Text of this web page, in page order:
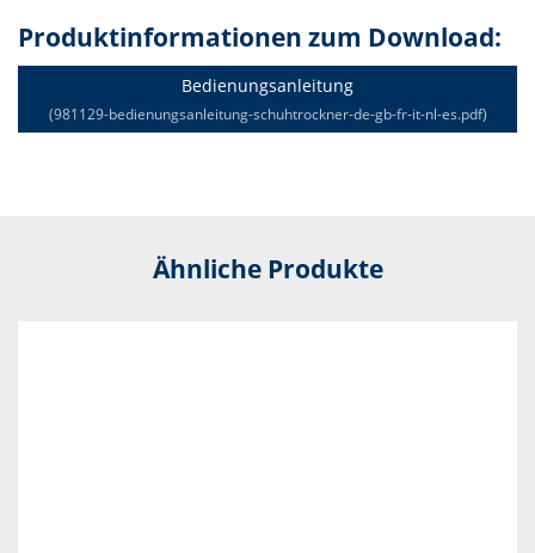
Produktinformationen zum Download:
Bedienungsanleitung
(981129-bedienungsanleitung-schuhtrockner-de-gb-fr-it-nl-es.pdf)
Ähnliche Produkte